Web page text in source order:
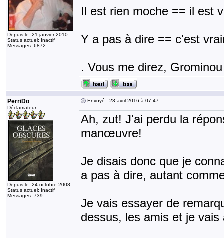
Depuis le: 21 janvier 2010
Status actuel: Inactif
Messages: 6872
Il est rien moche == il est
Y a pas à dire == c'est
. Vous me direz,
PerriDo
Déclamateur
Depuis le: 24 octobre 2008
Status actuel: Inactif
Messages: 739
Envoyé : 23 avril 2016 à 07:47
Ah, zut! J'ai perdu la
manœuvre!
Je disais donc que je
a pas à dire, autant
Je vais essayer de
dessus, les amis et je